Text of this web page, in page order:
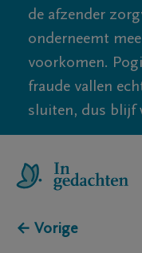
de afzender
onderneemt
voorkomen.
fraude vallen
sluiten, dus blijf
← Vorige